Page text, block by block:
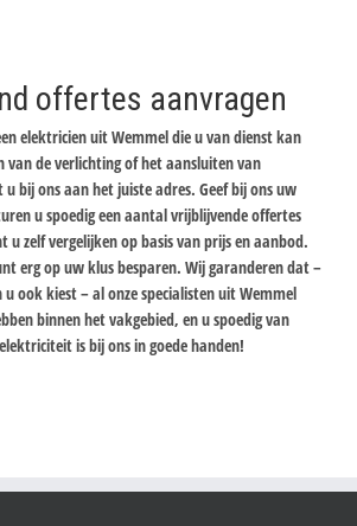
offertes aanvragen
elektricien uit Wemmel die u van dienst kan
van de verlichting of het aansluiten van
bij ons aan het juiste adres. Geef bij ons uw
u spoedig een aantal vrijblijvende offertes
u zelf vergelijken op basis van prijs en aanbod.
erg op uw klus besparen. Wij garanderen dat –
ook kiest – al onze specialisten uit Wemmel
binnen het vakgebied, en u spoedig van
is bij ons in goede handen!